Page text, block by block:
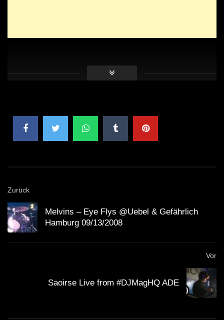
Zurück
Melvins – Eye Flys @Uebel & Gefährlich
Hamburg 09/13/2008
Vor
Saoirse Live from #DJMagHQ ADE